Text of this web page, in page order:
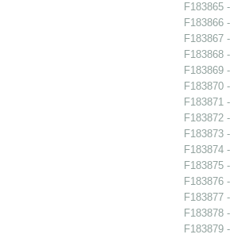
F183865
F183866
F183867
F183868
F183869
F183870
F183871
F183872
F183873
F183874
F183875
F183876
F183877
F183878
F183879